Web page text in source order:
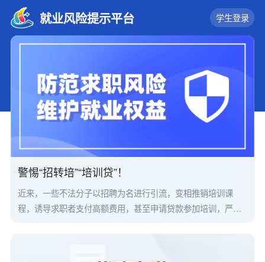
就业风险提示平台 学生登录
警惕“招转培”“培训贷”！
近来，一些不法分子以招聘为名进行引流，变相推销培训课
程，诱导求职者支付高额费用，甚至申请贷款参加培训，严重